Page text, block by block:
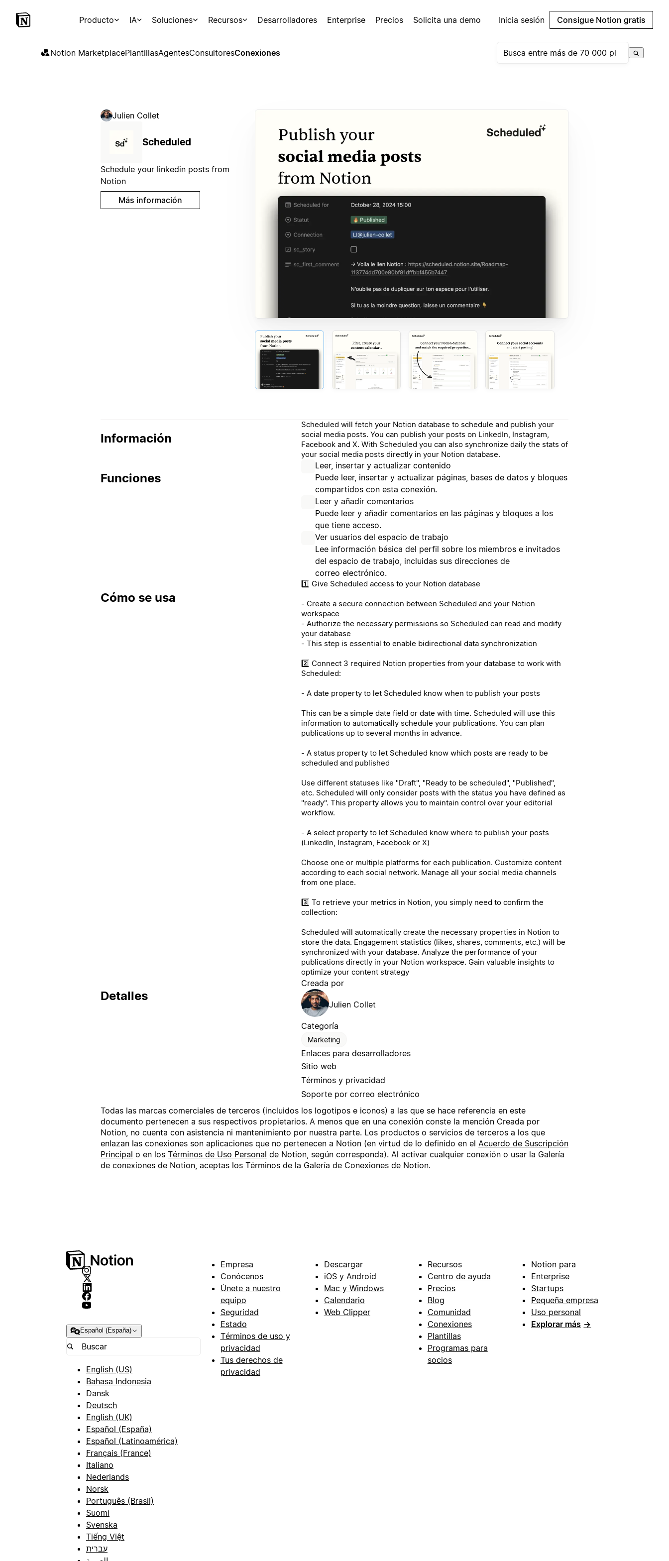
Producto IA Soluciones Recursos Desarrolladores Enterprise Precios Solicita una demo Inicia sesión Consigue Notion gratis
Notion MarketplacePlantillasAgentesConsultoresConexiones
Julien Collet
Scheduled
Schedule your linkedin posts from
Notion
Más información
Información
Scheduled will fetch your Notion database to schedule and publish your
social media posts. You can publish your posts on LinkedIn, Instagram,
Facebook and X. With Scheduled you can also synchronize daily the stats of
your social media posts directly in your Notion database.
Funciones
Leer, insertar y actualizar contenido
Puede leer, insertar y actualizar páginas, bases de datos y bloques
compartidos con esta conexión.
Leer y añadir comentarios
Puede leer y añadir comentarios en las páginas y bloques a los
que tiene acceso.
Ver usuarios del espacio de trabajo
Lee información básica del perfil sobre los miembros e invitados
del espacio de trabajo, incluidas sus direcciones de
correo electrónico.
Cómo se usa
1️⃣ Give Scheduled access to your Notion database
- Create a secure connection between Scheduled and your Notion
workspace
- Authorize the necessary permissions so Scheduled can read and modify
your database
- This step is essential to enable bidirectional data synchronization
2️⃣ Connect 3 required Notion properties from your database to work with
Scheduled:
- A date property to let Scheduled know when to publish your posts
This can be a simple date field or date with time. Scheduled will use this
information to automatically schedule your publications. You can plan
publications up to several months in advance.
- A status property to let Scheduled know which posts are ready to be
scheduled and published
Use different statuses like "Draft", "Ready to be scheduled", "Published",
etc. Scheduled will only consider posts with the status you have defined as
"ready". This property allows you to maintain control over your editorial
workflow.
- A select property to let Scheduled know where to publish your posts
(LinkedIn, Instagram, Facebook or X)
Choose one or multiple platforms for each publication. Customize content
according to each social network. Manage all your social media channels
from one place.
3️⃣ To retrieve your metrics in Notion, you simply need to confirm the
collection:
Scheduled will automatically create the necessary properties in Notion to
store the data. Engagement statistics (likes, shares, comments, etc.) will be
synchronized with your database. Analyze the performance of your
publications directly in your Notion workspace. Gain valuable insights to
optimize your content strategy
Detalles
Creada por
Julien Collet
Categoría
Marketing
Enlaces para desarrolladores
Sitio web
Términos y privacidad
Soporte por correo electrónico
Todas las marcas comerciales de terceros (incluidos los logotipos e iconos) a las que se hace referencia en este
documento pertenecen a sus respectivos propietarios. A menos que en una conexión conste la mención Creada por
Notion, no cuenta con asistencia ni mantenimiento por nuestra parte. Los productos o servicios de terceros a los que
enlazan las conexiones son aplicaciones que no pertenecen a Notion (en virtud de lo definido en el Acuerdo de Suscripción
Principal o en los Términos de Uso Personal de Notion, según corresponda). Al activar cualquier conexión o usar la Galería
de conexiones de Notion, aceptas los Términos de la Galería de Conexiones de Notion.
Español (España)
English (US)
Bahasa Indonesia
Dansk
Deutsch
English (UK)
Español (España)
Español (Latinoamérica)
Français (France)
Italiano
Nederlands
Norsk
Português (Brasil)
Suomi
Svenska
Tiếng Việt
עברית
Empresa
Conócenos
Únete a nuestro
equipo
Seguridad
Estado
Términos de uso y
privacidad
Tus derechos de
privacidad
Descargar
iOS y Android
Mac y Windows
Calendario
Web Clipper
Recursos
Centro de ayuda
Precios
Blog
Comunidad
Conexiones
Plantillas
Programas para
socios
Notion para
Enterprise
Startups
Pequeña empresa
Uso personal
Explorar más →